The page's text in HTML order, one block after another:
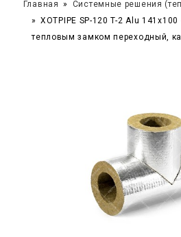
Главная
Системные решения
XOTPIPE SP-120 T-2 Alu
тепловым замком переходный,